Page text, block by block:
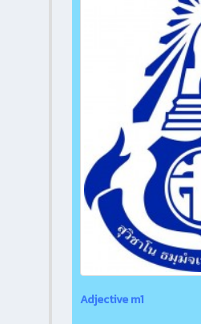
Adjective m1